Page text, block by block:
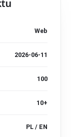
Web
2026-06-11
100
10+
PL / EN